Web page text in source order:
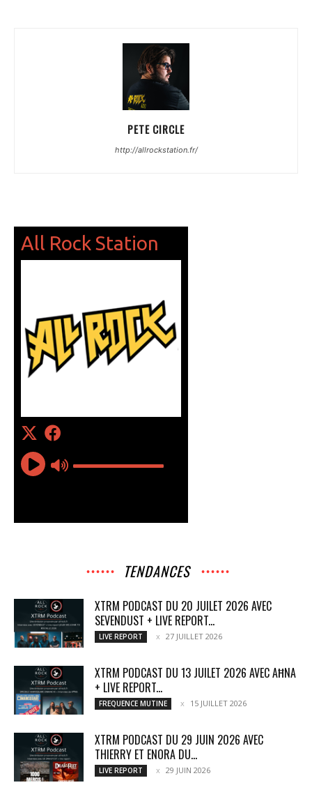
PETE CIRCLE
http://allrockstation.fr/
TENDANCES
XTRM PODCAST DU 20 JUILET 2026 AVEC
SEVENDUST + LIVE REPORT...
LIVE REPORT 27 JUILLET 2026
XTRM PODCAST DU 13 JUILET 2026 AVEC AĦNA
+ LIVE REPORT...
FREQUENCE MUTINE 15 JUILLET 2026
XTRM PODCAST DU 29 JUIN 2026 AVEC
THIERRY ET ENORA DU...
LIVE REPORT 29 JUIN 2026